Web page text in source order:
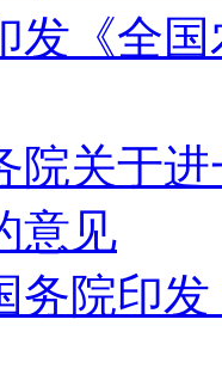
发《全
院关于
意见
务院印